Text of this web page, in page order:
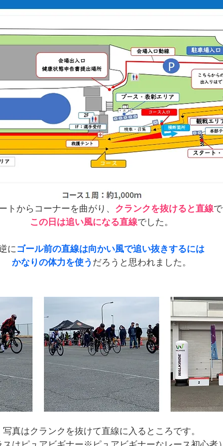
トからコーナーを曲がり、 クランクを抜けると直線で
この日は追い風になる直線でした。
にゴール前の直線は向かい風で追い抜きするには
かなりの体力を使う だろうと思われました。
写真はクランクを抜けて直線に入るところです。